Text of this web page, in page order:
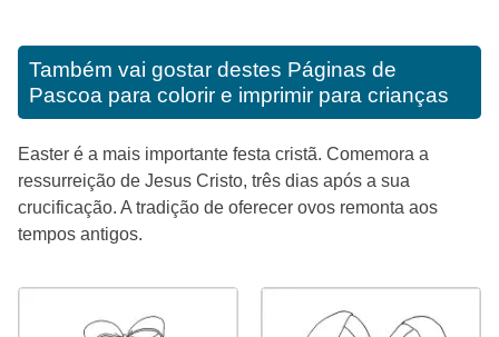
Também vai gostar destes Páginas de
Pascoa para colorir e imprimir para crianças
Easter é a mais importante festa cristã. Comemora a
ressurreição de Jesus Cristo, três dias após a sua
crucificação. A tradição de oferecer ovos remonta aos
tempos antigos.